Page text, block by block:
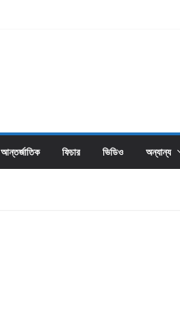
আন্তর্জাতিক ফিচার ভিডিও অন্যান্য